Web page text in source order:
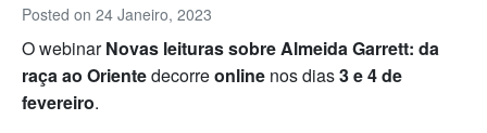
Posted on 24 Janeiro, 2023
O webinarNovas leituras sobre Almeida Garrett: da
raça ao Orientedecorreonline nos dias3 e 4 de
fevereiro.